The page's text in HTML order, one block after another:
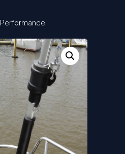
Performance